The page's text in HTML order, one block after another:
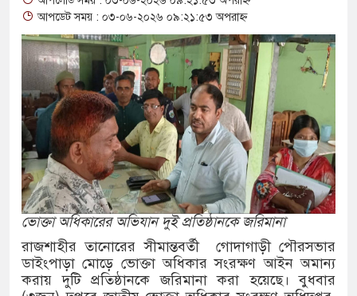
জাল টাকা ও টাকা তৈরির সরঞ্জামসহ আটক ২
মন্ত্রণালয়ের নতুন সচিব ওবায়দুর রহমানকে
ফুলেল শুভেচ্ছা
রাষ্ট্রপতি পদে মনোনীত মির্জা ফখরুল
নদীর পাড়ে ভাসমান অবস্থায় ব্যক্তির মরদেহ
জানিয়ে গোল উদযাপন ডি পলের
সিটি কলেজে অভিভাবক সমাবেশে বক্তব্য দিতে
আপডেট সময় : ০৩-০৬-২০২৬ ০৯:২১:৫৩ অপরাহ্ন
ভোক্তা অধিকারের অভিযান দুই প্রতিষ্ঠানকে জরিমানা
রাজশাহীর তানোরের সীমান্তবর্তী গোদাগাড়ী পৌরসভার
ডাইংপাড়া মোড়ে ভোক্তা অধিকার সংরক্ষণ আইন অমান্য
করায় দুটি প্রতিষ্ঠানকে জরিমানা করা হয়েছে। বুধবার